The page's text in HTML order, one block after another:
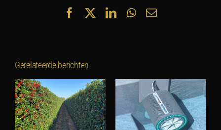
FacebookLinkedInWhatsApp
E-
Gerelateerde berichten